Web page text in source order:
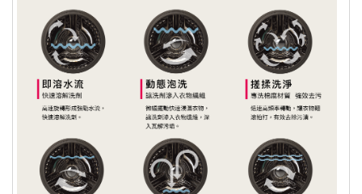
商品只有台灣本島配送，外島無法配
送，暫無提供此服務
商品之實際配貨日期、退換貨日期，依
實際狀況為準，原則三個工作天內出
貨，物流五個工作天配送完成。（預購
品除外）